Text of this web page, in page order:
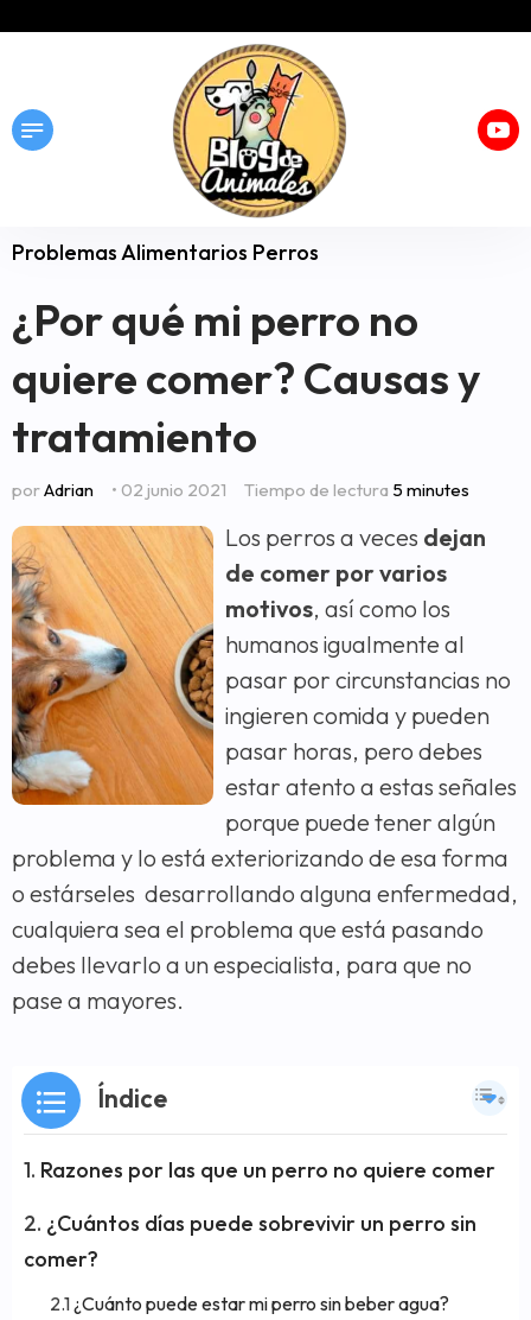
Problemas Alimentarios Perros
¿Por qué mi perro no
quiere comer? Causas y
tratamiento
porAdrian • 02 junio 2021 Tiempo de lectura 5 minutes
Los perros a veces dejan
de comer por varios
motivos, así como los
humanos igualmente al
pasar por circunstancias no
ingieren comida y pueden
pasar horas, pero debes
estar atento a estas señales
porque puede tener algún
problema y lo está exteriorizando de esa forma
o estárseles desarrollando alguna enfermedad,
cualquiera sea el problema que está pasando
debes llevarlo a un especialista, para que no
pase a mayores.
Índice
Razones por las que un perro no quiere comer
¿Cuántos días puede sobrevivir un perro sin
comer?
¿Cuánto puede estar mi perro sin beber agua?